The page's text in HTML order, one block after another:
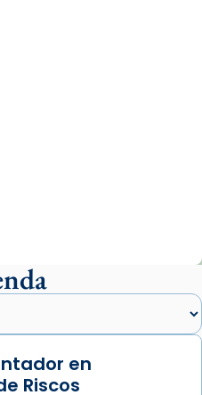
la missa de Les
en
Riscos